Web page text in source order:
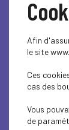
Afin
le site
Ces
cas des
Vous
de